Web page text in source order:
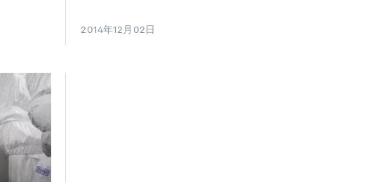
2014年12月02日